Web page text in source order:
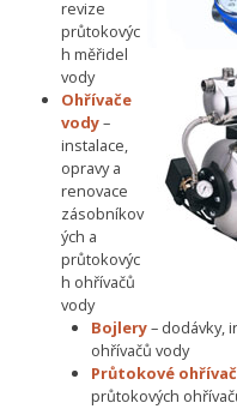
revize
průtokovýc
h měřidel
vody
Ohřívače
vody–
instalace,
opravy a
renovace
zásobníkov
ých a
průtokovýc
h ohřívačů
vody
Bojlery– dodávky,
ohřívačů vody
Průtokové
průtokových